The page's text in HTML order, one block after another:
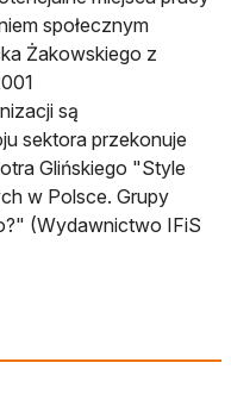
społecznym
Żakowskiego z
są
sektora przekonuje
Glińskiego "Style
w Polsce. Grupy
(Wydawnictwo IFiS